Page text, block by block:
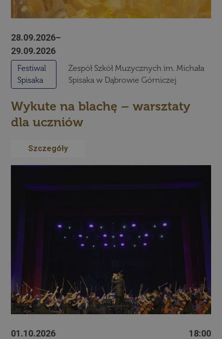
28.09.2026–
29.09.2026
Festiwal
Spisaka
Zespół Szkół Muzycznych im. Michała
Spisaka w Dąbrowie Górniczej
Wykute na blachę – warsztaty
dla uczniów
Szczegóły
01.10.2026 18:00